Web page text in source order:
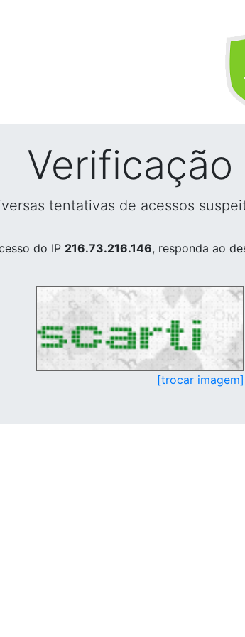
tentativas de acessos
do IP 216.73.216.146, responda ao
[trocar imagem]